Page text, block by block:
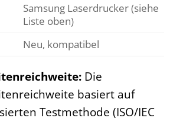
Samsung Laserdrucker (siehe
Liste oben)
Neu, kompatibel
Die
basiert auf
Testmethode (ISO/IEC